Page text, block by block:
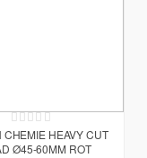
Rating:
0%
CHEMIE HEAVY CUT
Ø45-60MM ROT